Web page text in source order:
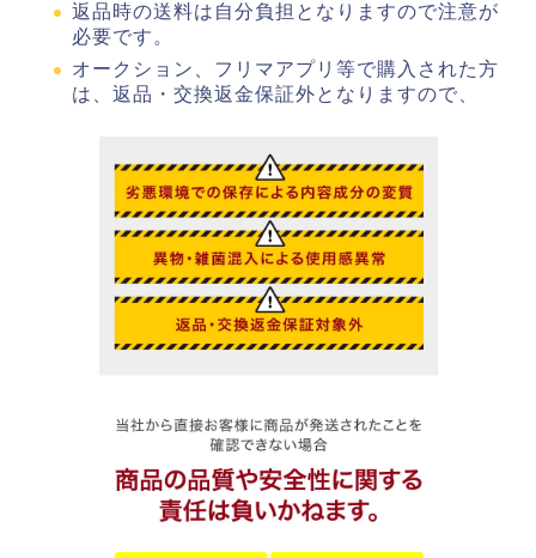
返品時の送料は自分負担となりますので注意が
必要です。
オークション、フリマアプリ等で購入された方
は、返品・交換返金保証外となりますので、